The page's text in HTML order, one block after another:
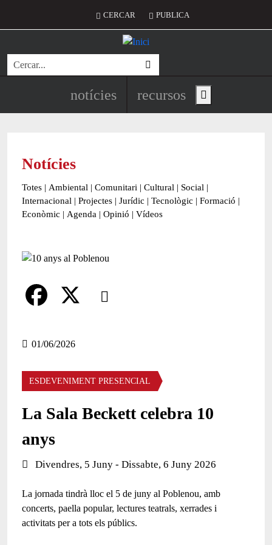
Menú del compte d'usuari
CERCAR PUBLICA
Cerca
Navegació principal de
notícies recursos Show main menu
Notícies
Totes | Ambiental | Comunitari | Cultural | Social |
Internacional | Projectes | Jurídic | Tecnològic | Formació |
Econòmic | Agenda | Opinió | Vídeos
Comparteix
a
b
01/06/2026
ESDEVENIMENT PRESENCIAL
La Sala Beckett celebra 10
anys
Data de l'esdeveniment:
Divendres, 5 Juny - Dissabte, 6 Juny 2026
La jornada tindrà lloc el 5 de juny al Poblenou, amb
concerts, paella popular, lectures teatrals, xerrades i
activitats per a tots els públics.